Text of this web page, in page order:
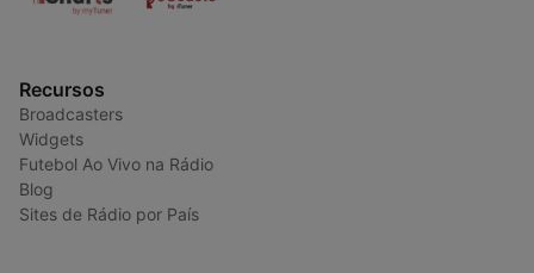
Recursos
Broadcasters
Widgets
Futebol Ao Vivo na Rádio
Blog
Sites de Rádio por País